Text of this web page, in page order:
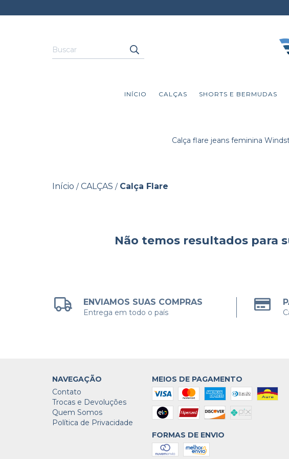
INÍCIO CALÇAS SHORTS E BERMUDAS
Calça flare jeans feminina
Início / CALÇAS / Calça Flare
Não temos resultados para
ENVIAMOS SUAS COMPRAS
Entrega em todo o país
NAVEGAÇÃO
Contato
Trocas e Devoluções
Quem Somos
Política de Privacidade
MEIOS DE PAGAMENTO
FORMAS DE ENVIO